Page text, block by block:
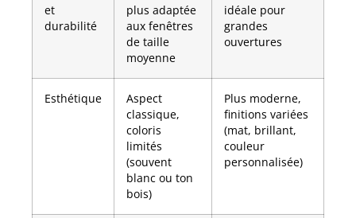
et
durabilité
plus adaptée
aux fenêtres
de taille
moyenne
idéale pour
grandes
ouvertures
Esthétique
Aspect
classique,
coloris
limités
(souvent
blanc ou ton
bois)
Plus moderne,
finitions variées
(mat, brillant,
couleur
personnalisée)